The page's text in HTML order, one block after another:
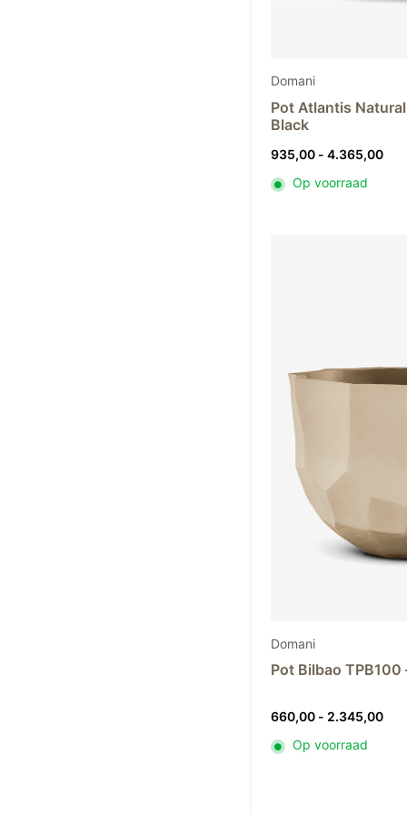
Domani
Pot Atlantis
Black
935,00 - 4.365,00
Op voorraad
Domani
Pot Bilbao TPB100
660,00 - 2.345,00
Op voorraad